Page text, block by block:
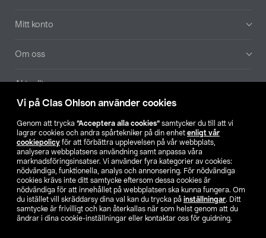
Vi på Clas Ohlson använder cookies
Genom att trycka ”Acceptera alla cookies” samtycker du till att vi
lagrar cookies och andra spårtekniker på din enhet enligt vår
cookiepolicy för att förbättra upplevelsen på vår webbplats,
analysera webbplatsens användning samt anpassa våra
marknadsföringsinsatser. Vi använder fyra kategorier av cookies:
nödvändiga, funktionella, analys och annonsering. För nödvändiga
cookies krävs inte ditt samtycke eftersom dessa cookies är
nödvändiga för att innehållet på webbplatsen ska kunna fungera. Om
du istället vill skräddarsy dina val kan du trycka på inställningar. Ditt
samtycke är frivilligt och kan återkallas när som helst genom att du
ändrar i dina cookie-inställningar eller kontaktar oss för guidning.
Mitt konto
Om oss
Aktuellt
Hitta butik
SE NO FI